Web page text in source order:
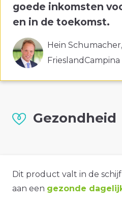
goede inkomsten
en in de toekomst.
Hein
FrieslandCampina
Gezondheid
Dit product valt in de
aan een gezonde